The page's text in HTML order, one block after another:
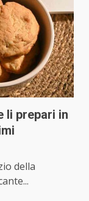
li prepari in
della